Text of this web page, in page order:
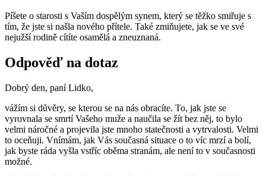
Píšete o starosti s Vaším dospělým synem, který se těžko smiřuje s
tím, že jste si našla nového přítele. Také zmiňujete, jak se ve své
nejužší rodině cítíte osamělá a zneuznaná.
Odpověď na dotaz
Dobrý den, paní Lidko,
vážím si důvěry, se kterou se na nás obracíte. To, jak jste se
vyrovnala se smrtí Vašeho muže a naučila se žít bez něj, to bylo
velmi náročné a projevila jste mnoho statečnosti a vytrvalosti. Velmi
to oceňuji. Vnímám, jak Vás současná situace o to víc mrzí a bolí,
jak byste ráda vyšla vstříc oběma stranám, ale není to v současnosti
možné.